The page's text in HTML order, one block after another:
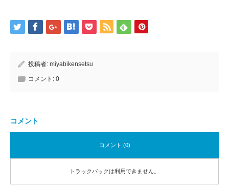
投稿者: miyabikensetsu
コメント: 0
コメント
コメント (0)
トラックバックは利用できません。